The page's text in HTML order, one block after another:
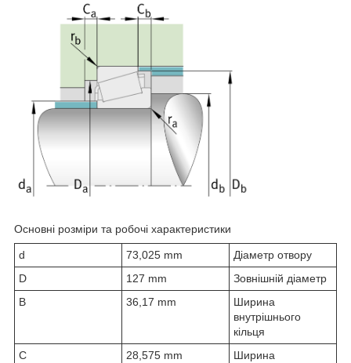
Основні розміри та робочі характеристики
d 73,025 mm
Діаметр отвору
D
127 mm
Зовнішній діаметр
B
36,17 mm
Ширина
внутрішнього
кільця
C
28,575 mm
Ширина